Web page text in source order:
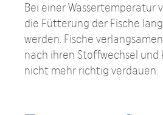
Bei einer Wassertemperatur
die Fütterung der Fische
werden. Fische
nach ihren Stoffwechsel
nicht mehr richtig verdauen.